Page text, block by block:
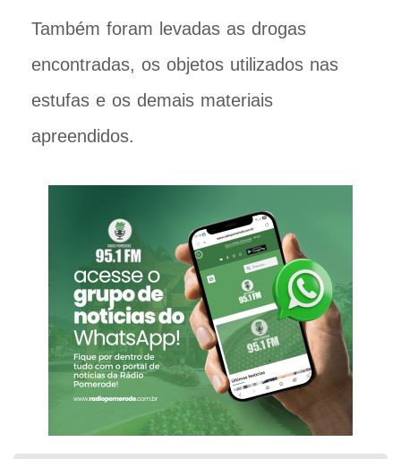
Também foram levadas as drogas
encontradas, os objetos utilizados nas
estufas e os demais materiais
apreendidos.